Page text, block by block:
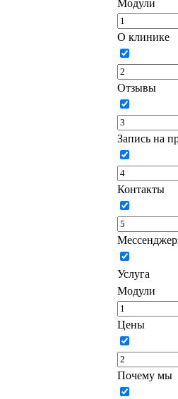
Модули
О клинике
Отзывы
Запись на
Контакты
Услуга
Модули
Цены
Почему мы